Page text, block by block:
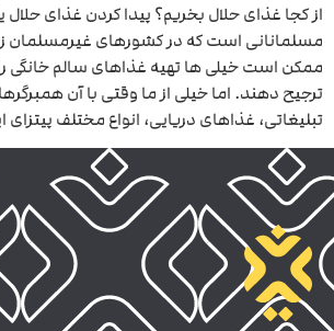
از کجا غذای حلال بخریم؟ پیدا کردن غذای
مسلمانانی است که در کشورهای غیرمسلمان
ممکن است خیلی‌ ها تهیه غذاهای سالم خانگی
ترجیح دهند. اما خیلی از ما وقتی با آن
تبلیغاتی، غذاهای دریایی، انواع مختلف پیتزای